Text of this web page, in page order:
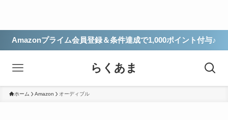
Amazonプライム会員登録＆条件達成で1,000ポイント付与♪
らくあま
ホーム Amazon オーディブル